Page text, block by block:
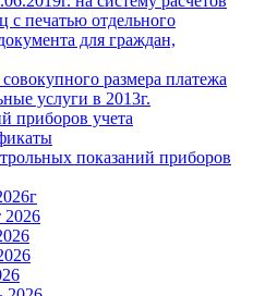
с печатью отдельного
для граждан,
размера платежа
услуги в 2013г.
приборов учета
показаний приборов
2026